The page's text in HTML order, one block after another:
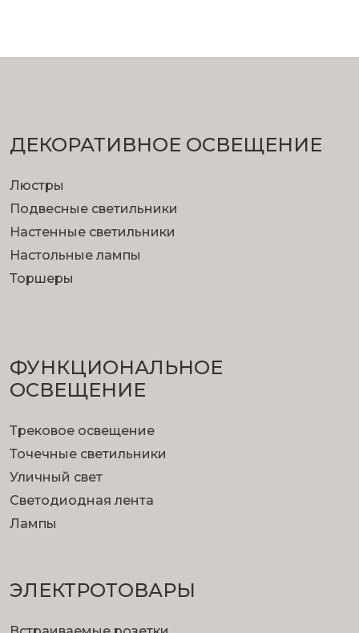
ДЕКОРАТИВНОЕ ОСВЕЩЕНИЕ
Люстры
Подвесные светильники
Настенные светильники
Настольные лампы
Торшеры
ФУНКЦИОНА­ЛЬНОЕ
ОСВЕЩЕНИЕ
Трековое освещение
Точечные светильники
Уличный свет
Светодиодная лента
Лампы
ЭЛЕКТРОТОВАРЫ